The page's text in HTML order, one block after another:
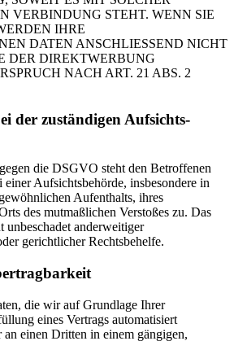
VERBINDUNG STEHT. WENN SIE
IHRE
DATEN ANSCHLIESSEND NICHT
DER DIREKTWERBUNG
NACH ART. 21 ABS. 2
der zuständigen Aufsichts­
die DSGVO steht den Betroffenen
Aufsichtsbehörde, insbesondere in
Aufenthalts, ihres
des mutmaßlichen Verstoßes zu. Das
unbeschadet anderweitiger
gerichtlicher Rechtsbehelfe.
die wir auf Grundlage Ihrer
eines Vertrags automatisiert
an einen Dritten in einem gängigen,